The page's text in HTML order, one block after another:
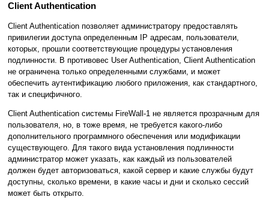
Client Authentication
Client Authentication позволяет администратору предоставлять
привилегии доступа определенным IP адресам, пользователи,
которых, прошли соответствующие процедуры установления
подлинности. В противовес User Authentication, Client Authentication
не ограничена только определенными службами, и может
обеспечить аутентификацию любого приложения, как стандартного,
так и специфичного.
Client Authentication системы FireWall-1 не является прозрачным для
пользователя, но, в тоже время, не требуется какого-либо
дополнительного программного обеспечения или модификации
существующего. Для такого вида установления подлинности
администратор может указать, как каждый из пользователей
должен будет авторизоваться, какой сервер и какие службы будут
доступны, сколько времени, в какие часы и дни и сколько сессий
может быть открыто.